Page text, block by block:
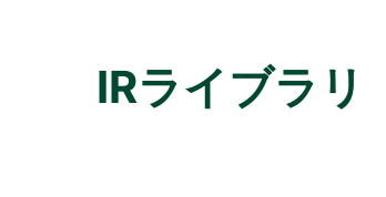
IRライブラリ
ソリューション領域
キーワード別
経営方針・中期経営計画
IRカレンダー
さくらケーシーエスグループの
環境
組織